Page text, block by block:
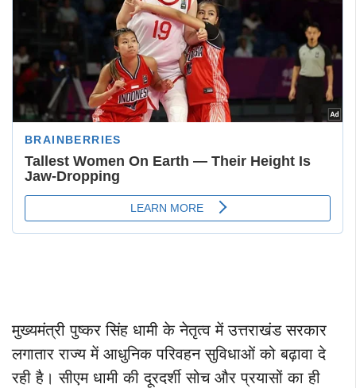
मुख्यमंत्री पुष्कर सिंह धामी के नेतृत्व में उत्तराखंड सरकार
लगातार राज्य में आधुनिक परिवहन सुविधाओं को बढ़ावा दे
रही है। सीएम धामी की दूरदर्शी सोच और प्रयासों का ही